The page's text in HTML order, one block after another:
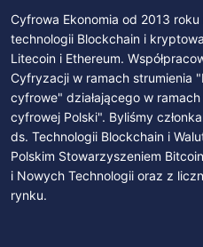
Cyfrowa Ekonomia od 2013
technologii Blockchain i
Litecoin i Ethereum.
Cyfryzacji w ramach strumienia
cyfrowe" działającego w
cyfrowej Polski". Byliśmy
ds. Technologii Blockchain i
Polskim Stowarzyszeniem
i Nowych Technologii oraz z
rynku.